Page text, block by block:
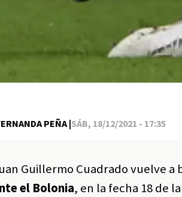
PEÑA |SÁB, 18/12/2021 - 17:35
Guillermo Cuadrado vuelve a
el Bolonia, en la fecha 18 de